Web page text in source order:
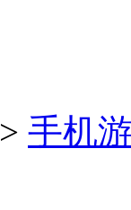
> 手机